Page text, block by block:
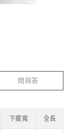
問與答
下擺寬 全長